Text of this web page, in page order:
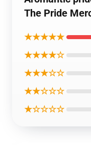
The Pride
★★★★★
★★★★☆
★★★☆☆
★★☆☆☆
★☆☆☆☆